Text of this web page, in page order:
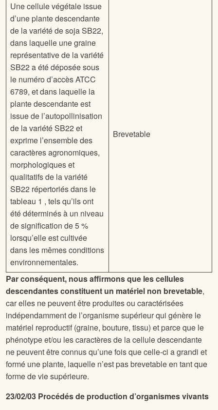
Une cellule végétale issue
d’une plante descendante
de la variété de soja SB22,
dans laquelle une graine
représentative de la variété
SB22 a été déposée sous
le numéro d’accès ATCC
6789, et dans laquelle la
plante descendante est
issue de l’autopollinisation
de la variété SB22 et
exprime l’ensemble des
caractères agronomiques,
morphologiques et
qualitatifs de la variété
SB22 répertoriés dans le
tableau 1 , tels qu’ils ont
été déterminés à un niveau
de signification de 5 %
lorsqu’elle est cultivée
dans les mêmes conditions
environnementales.
Brevetable
Par conséquent, nous affirmons que les cellules
descendantes constituent un matériel non brevetable,
car elles ne peuvent être produites ou caractérisées
indépendamment de l’organisme supérieur qui génère le
matériel reproductif (graine, bouture, tissu) et parce que le
phénotype et/ou les caractères de la cellule descendante
ne peuvent être connus qu’une fois que celle-ci a grandi et
formé une plante, laquelle n’est pas brevetable en tant que
forme de vie supérieure.
23/02/03 Procédés de production d’organismes vivants